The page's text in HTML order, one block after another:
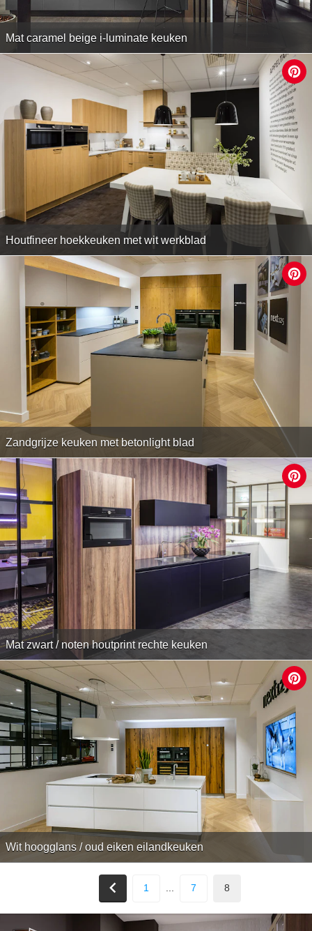
Mat caramel beige i-luminate keuken
Houtfineer hoekkeuken met wit werkblad
Zandgrijze keuken met betonlight blad
Mat zwart / noten houtprint rechte keuken
Wit hoogglans / oud eiken eilandkeuken
1 7 8